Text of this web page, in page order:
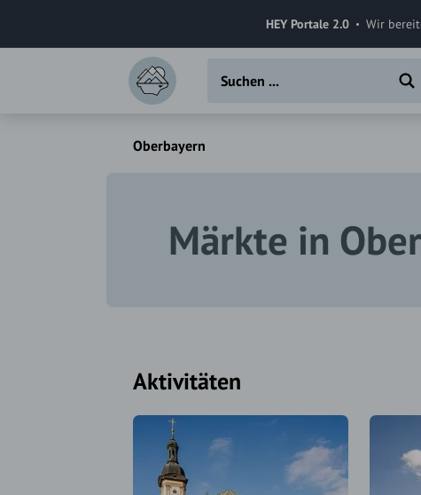
HEY Portale 2.0 Wir
Oberbayern
Märkte in
Aktivitäten